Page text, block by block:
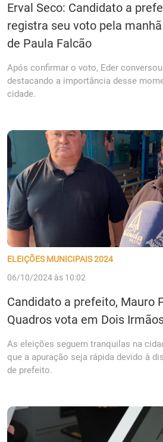
Erval Seco: Candidato a
registra seu voto pela
de Paula Falcão
Após confirmar o voto, Eder
destacando a importância desse
cidade.
ELEIÇÕES MUNICIPAIS 2024
06/10/2024 às 10:02
Candidato a prefeito, Mauro
Quadros vota em Dois
As eleições seguem tranquilas na
que a apuração seja rápida devido à
de prefeito.